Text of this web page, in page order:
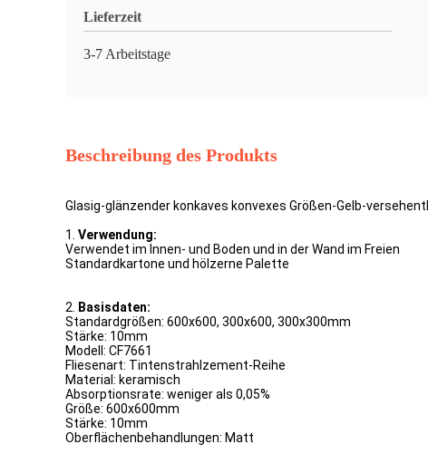
Lieferzeit
3-7 Arbeitstage
Beschreibung des Produkts
Glasig-glänzender konkaves konvexes Größen-Gelb-
1. Verwendung:
Verwendet im Innen- und Boden und in der Wand im Freien
Standardkartone und hölzerne Palette
2.
Basisdaten:
Standardgrößen: 600x600, 300x600, 300x300mm
Stärke: 10mm
Modell: CF7661
Fliesenart: Tintenstrahlzement-Reihe
Material: keramisch
Absorptionsrate: weniger als 0,05%
Größe: 600x600mm
Stärke: 10mm
Oberflächenbehandlungen: Matt